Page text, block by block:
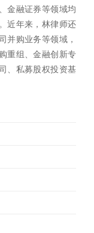
金融证券等领域均
近年来，林律师还
并购业务等领域，
重组、金融创新专
、私募股权投资基